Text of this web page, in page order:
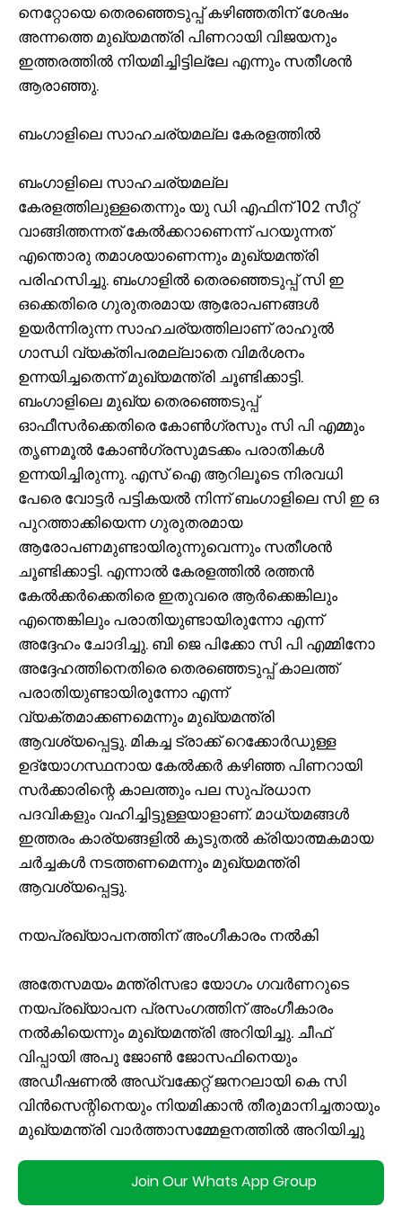
നെറ്റോയെ തെരഞ്ഞെടുപ്പ് കഴിഞ്ഞതിന് ശേഷം
അന്നത്തെ മുഖ്യമന്ത്രി പിണറായി വിജയനും
ഇത്തരത്തിൽ നിയമിച്ചിട്ടില്ലേ എന്നും സതീശൻ
ആരാഞ്ഞു.
ബംഗാളിലെ സാഹചര്യമല്ല കേരളത്തിൽ
ബംഗാളിലെ സാഹചര്യമല്ല
കേരളത്തിലുള്ളതെന്നും യു ഡി എഫിന് 102 സീറ്റ്
വാങ്ങിത്തന്നത് കേൽക്കറാണെന്ന് പറയുന്നത്
എന്തൊരു തമാശയാണെന്നും മുഖ്യമന്ത്രി
പരിഹസിച്ചു. ബംഗാളിൽ തെരഞ്ഞെടുപ്പ് സി ഇ
ഒക്കെതിരെ ഗുരുതരമായ ആരോപണങ്ങൾ
ഉയർന്നിരുന്ന സാഹചര്യത്തിലാണ് രാഹുൽ
ഗാന്ധി വ്യക്തിപരമല്ലാതെ വിമർശനം
ഉന്നയിച്ചതെന്ന് മുഖ്യമന്ത്രി ചൂണ്ടിക്കാട്ടി.
ബംഗാളിലെ മുഖ്യ തെരഞ്ഞെടുപ്പ്
ഓഫീസർക്കെതിരെ കോൺഗ്രസും സി പി എമ്മും
തൃണമൂൽ കോൺഗ്രസുമടക്കം പരാതികൾ
ഉന്നയിച്ചിരുന്നു. എസ് ഐ ആറിലൂടെ നിരവധി
പേരെ വോട്ടർ പട്ടികയൽ നിന്ന് ബംഗാളിലെ സി ഇ ഒ
പുറത്താക്കിയെന്ന ഗുരുതരമായ
ആരോപണമുണ്ടായിരുന്നുവെന്നും സതീശൻ
ചൂണ്ടിക്കാട്ടി. എന്നാൽ കേരളത്തിൽ രത്തൻ
കേൽക്കർക്കെതിരെ ഇതുവരെ ആർക്കെങ്കിലും
എന്തെങ്കിലും പരാതിയുണ്ടായിരുന്നോ എന്ന്
അദ്ദേഹം ചോദിച്ചു. ബി ജെ പിക്കോ സി പി എമ്മിനോ
അദ്ദേഹത്തിനെതിരെ തെരഞ്ഞെടുപ്പ് കാലത്ത്
പരാതിയുണ്ടായിരുന്നോ എന്ന്
വ്യക്തമാക്കണമെന്നും മുഖ്യമന്ത്രി
ആവശ്യപ്പെട്ടു. മികച്ച ട്രാക്ക് റെക്കോർഡുള്ള
ഉദ്യോഗസ്ഥനായ കേൽക്കർ കഴിഞ്ഞ പിണറായി
സർക്കാരിന്റെ കാലത്തും പല സുപ്രധാന
പദവികളും വഹിച്ചിട്ടുള്ളയാളാണ്. മാധ്യമങ്ങൾ
ഇത്തരം കാര്യങ്ങളിൽ കൂടുതൽ ക്രിയാത്മകമായ
ചർച്ചകൾ നടത്തണമെന്നും മുഖ്യമന്ത്രി
ആവശ്യപ്പെട്ടു.
നയപ്രഖ്യാപനത്തിന് അംഗീകാരം നൽകി
അതേസമയം മന്ത്രിസഭാ യോഗം ഗവർണറുടെ
നയപ്രഖ്യാപന പ്രസംഗത്തിന് അംഗീകാരം
നൽകിയെന്നും മുഖ്യമന്ത്രി അറിയിച്ചു. ചീഫ്
വിപ്പായി അപു ജോൺ ജോസഫിനെയും
അഡീഷണൽ അഡ്വക്കേറ്റ് ജനറലായി കെ സി
വിൻസെന്റിനെയും നിയമിക്കാൻ തീരുമാനിച്ചതായും
മുഖ്യമന്ത്രി വാർത്താസമ്മേളനത്തിൽ അറിയിച്ചു
Join Our Whats App Group